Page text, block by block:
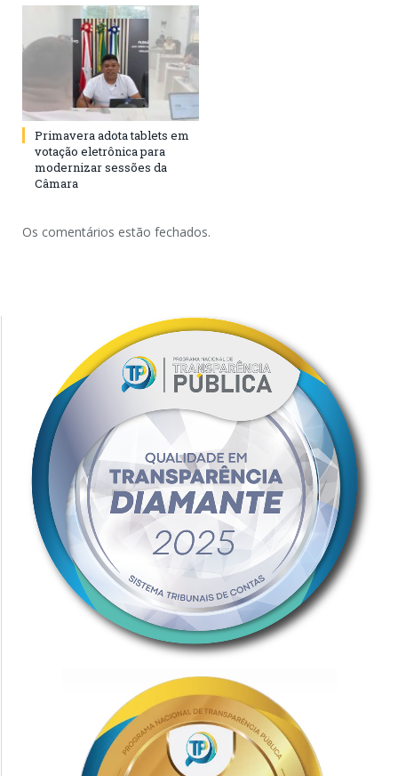
Primavera adota tablets em
votação eletrônica para
modernizar sessões da
Câmara
Os comentários estão fechados.